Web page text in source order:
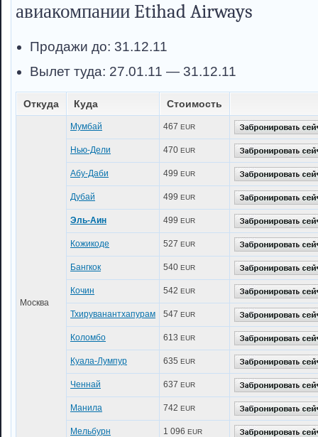
авиакомпании Etihad Airways
Продажи до: 31.12.11
Вылет туда: 27.01.11 — 31.12.11
Откуда Куда Стоимость
Москва
Мумбай 467 EUR
Нью-Дели 470 EUR
Абу-Даби 499 EUR
Дубай 499 EUR
Эль-Аин 499 EUR
Кожикоде 527 EUR
Бангкок 540 EUR
Кочин 542 EUR
Тхируванантхапурам 547 EUR
Коломбо 613 EUR
Куала-Лумпур 635 EUR
Ченнай 637 EUR
Манила 742 EUR
Мельбурн 1 096 EUR